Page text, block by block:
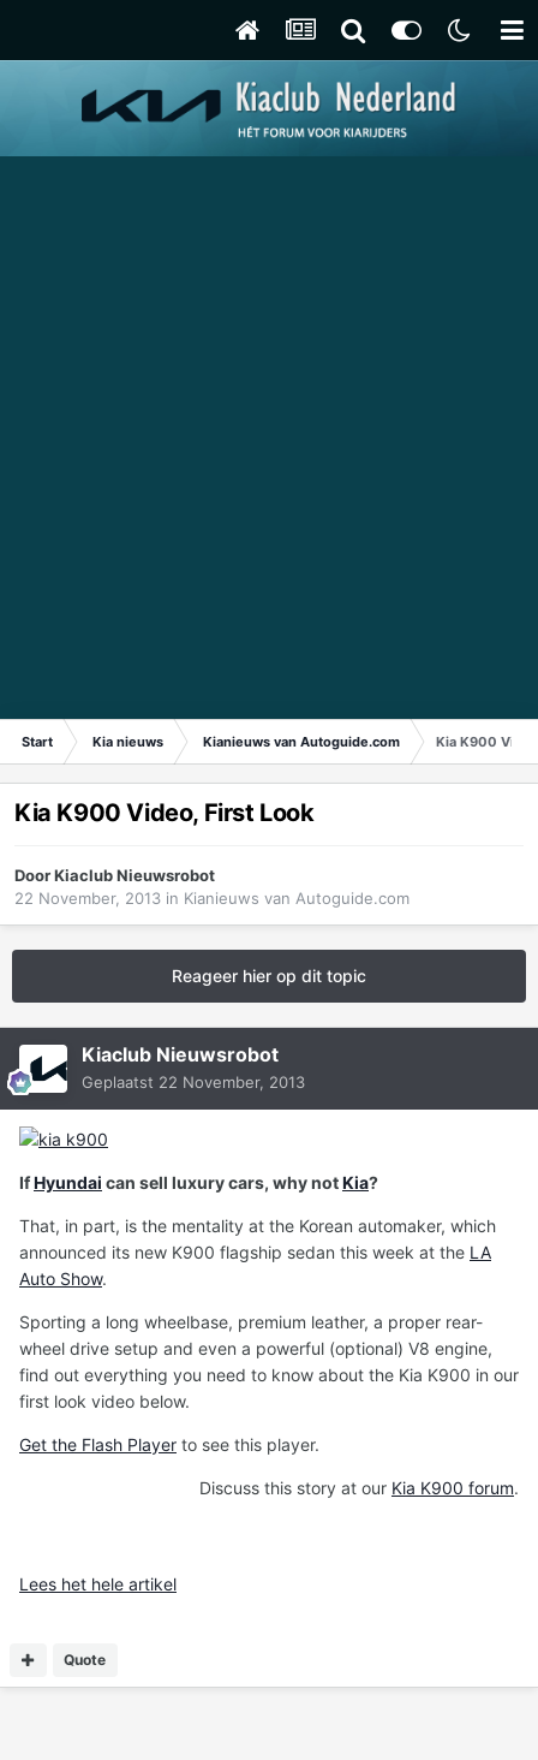
Start Kia nieuws Kianieuws van Autoguide.com Kia K900
Kia K900 Video, First Look
DoorKiaclub Nieuwsrobot
22 November, 2013 in Kianieuws van Autoguide.com
Reageer hier op dit topic
Kiaclub Nieuwsrobot
Geplaatst 22 November, 2013
IfHyundai can sell luxury cars, why notKia?
That, in part, is the mentality at the Korean automaker, which
announced its new K900 flagship sedan this week at the LA
Auto Show.
Sporting a long wheelbase, premium leather, a proper rear-
wheel drive setup and even a powerful (optional) V8 engine,
find out everything you need to know about the Kia K900 in our
first look video below.
Get the Flash Player to see this player.
Discuss this story at our Kia K900 forum.
Lees het hele artikel
Quote